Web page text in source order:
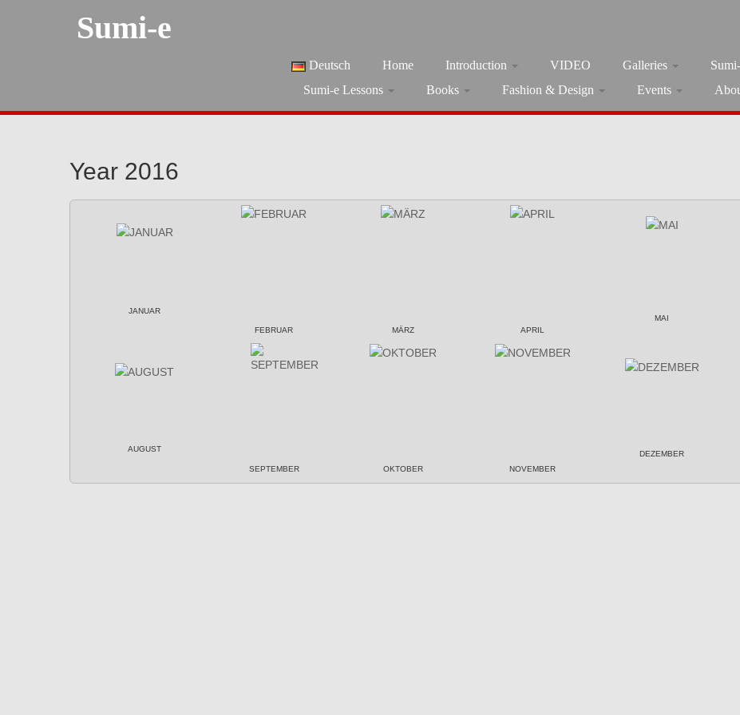
Sumi-e
Deutsch Home Introduction VIDEO Galleries
Sumi-e Lessons
Books Fashion & Design Events
Year 2016
JANUAR
FEBRUAR MÄRZ APRIL
MAI
AUGUST
SEPTEMBER OKTOBER NOVEMBER
DEZEMBER